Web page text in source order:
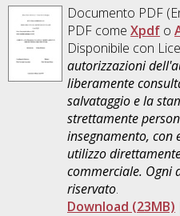
Documento PDF
PDF come Xpdfo
Disponibile con
autorizzazioni
liberamente
salvataggio e la
strettamente
insegnamento, con
utilizzo
commerciale. Ogni
riservato.
Download (23MB)